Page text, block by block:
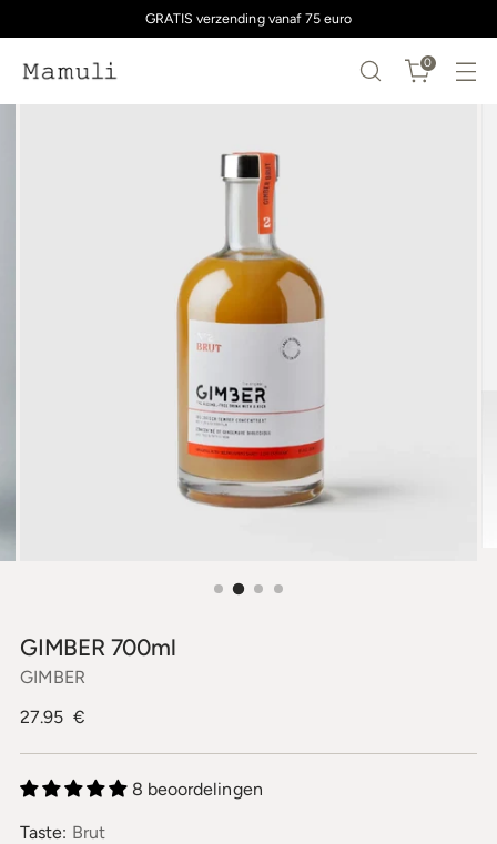
0
GRATIS verzending vanaf 75 euro
GIMBER 700ml
GIMBER
Normale
27.95 €
8 beoordelingen
Taste: Brut